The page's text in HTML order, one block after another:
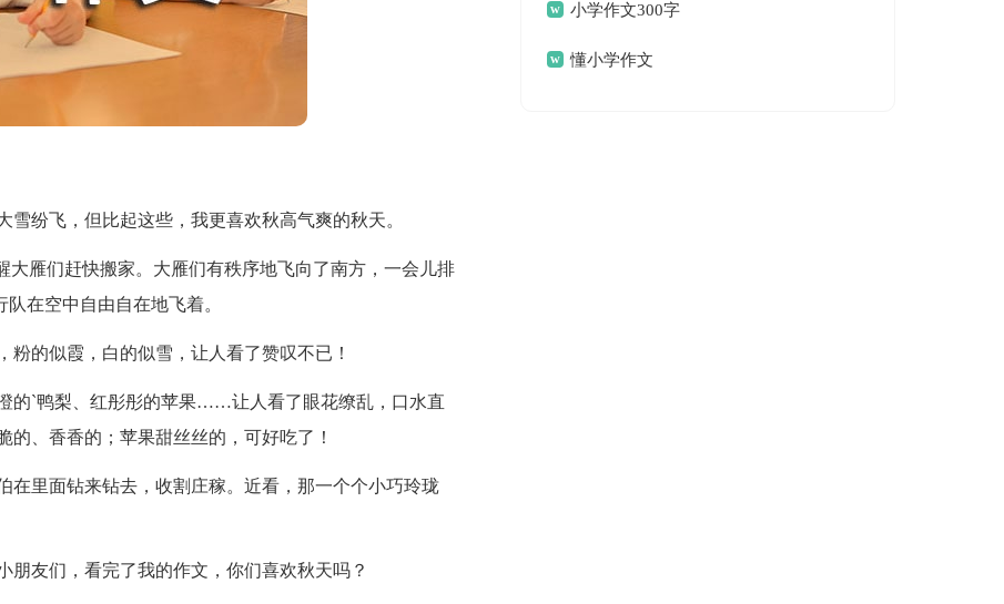
纷飞，但比起这些，我更喜欢秋高气爽的秋天。
雁们赶快搬家。大雁们有秩序地飞向了南方，一会儿排
在空中自由自在地飞着。
的似霞，白的似雪，让人看了赞叹不已！
`鸭梨、红彤彤的苹果……让人看了眼花缭乱，口水直
、香香的；苹果甜丝丝的，可好吃了！
里面钻来钻去，收割庄稼。近看，那一个个小巧玲珑
友们，看完了我的作文，你们喜欢秋天吗？
小学作文300字
懂小学作文